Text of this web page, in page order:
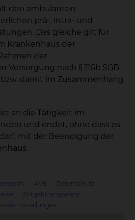
den ambulanten
prä-, intra- und
Das gleiche gilt für
Krankenhaus der
der
Versorgung nach § 116b SGB
damit im Zusammenhang
an die Tätigkeit im
und endet, ohne dass es
mit der Beendigung der
AVB
Datenschutz
Entgelttransparenz
Einstellungen